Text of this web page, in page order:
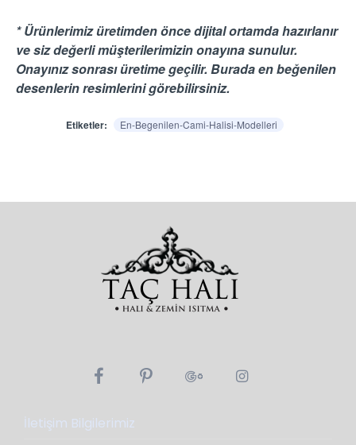
* Ürünlerimiz üretimden önce dijital ortamda hazırlanır
ve siz değerli müşterilerimizin onayına sunulur.
Onayınız sonrası üretime geçilir. Burada en beğenilen
desenlerin resimlerini görebilirsiniz.
Etiketler: En-Begenilen-Cami-Halisi-Modelleri
İletişim Bilgilerimiz